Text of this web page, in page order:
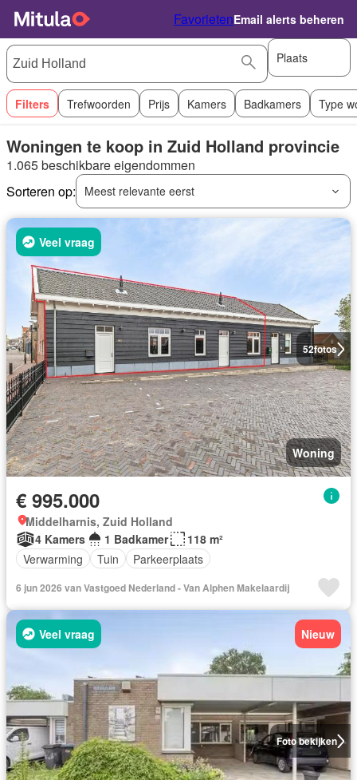
FavorietenEmail alerts beheren
Plaats
Filters Trefwoorden Prijs Kamers Badkamers Type
Woningen te koop in Zuid Holland provincie
1.065 beschikbare eigendommen
Sorteren op:
Meest relevante eerst
52fotos
Veel vraag
Woning
€ 995.000
Middelharnis, Zuid Holland
4 Kamers
1 Badkamer
118 m²
Verwarming
Tuin Parkeerplaats
6 jun 2026 van Vastgoed Nederland - Van Alphen Makelaardij
Foto bekijken
Veel vraag Nieuw